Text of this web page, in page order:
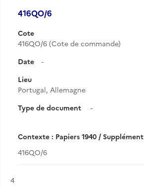
416QO/6
Cote
416QO/6 (Cote de commande)
Date
-
Lieu
Portugal, Allemagne
Type de document
-
Contexte : Papiers 1940 / Supplément
416QO/6
Résultat n°
4